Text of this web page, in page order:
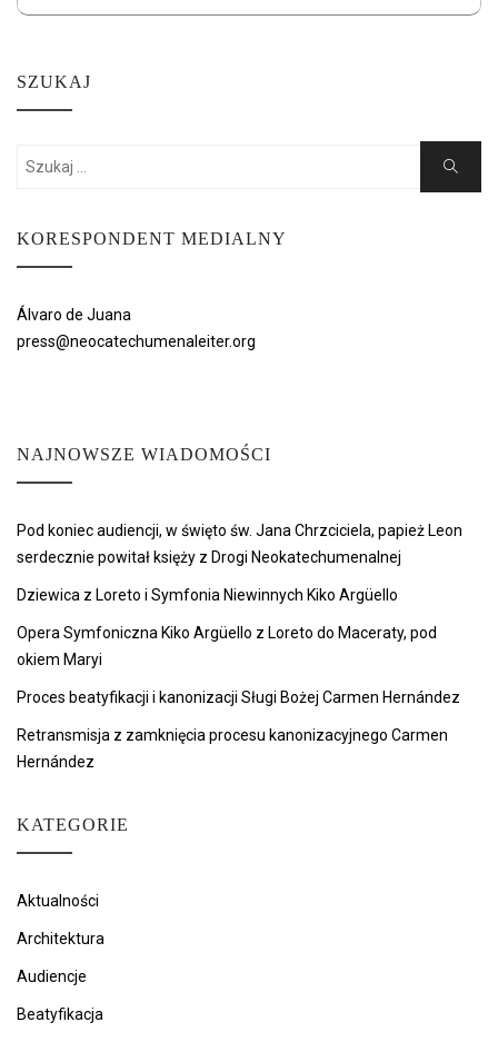
SZUKAJ
Search
Search
KORESPONDENT MEDIALNY
Álvaro de Juana
press@neocatechumenaleiter.org
NAJNOWSZE WIADOMOŚCI
Pod koniec audiencji, w święto św. Jana Chrzciciela, papież Leon
serdecznie powitał księży z Drogi Neokatechumenalnej
Dziewica z Loreto i Symfonia Niewinnych Kiko Argüello
Opera Symfoniczna Kiko Argüello z Loreto do Maceraty, pod
okiem Maryi
Proces beatyfikacji i kanonizacji Sługi Bożej Carmen Hernández
Retransmisja z zamknięcia procesu kanonizacyjnego Carmen
Hernández
KATEGORIE
Aktualności
Architektura
Audiencje
Beatyfikacja